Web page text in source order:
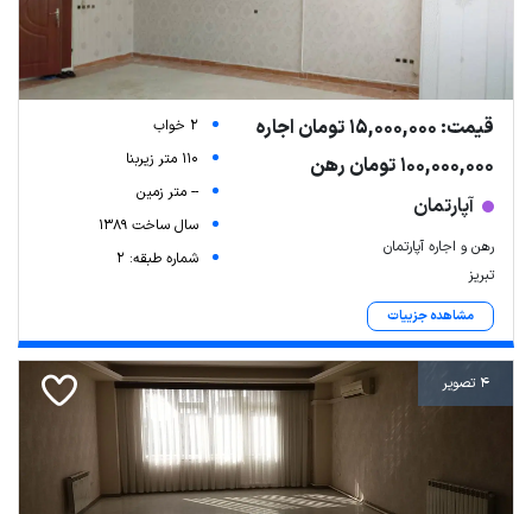
قیمت: 15,000,000 تومان اجاره
100,000,000 تومان رهن
آپارتمان
رهن و اجاره آپارتمان
تبریز
مشاهده جزییات
2 خواب
110 متر زیربنا
-- متر زمین
سال ساخت 1389
شماره طبقه: 2
4 تصویر